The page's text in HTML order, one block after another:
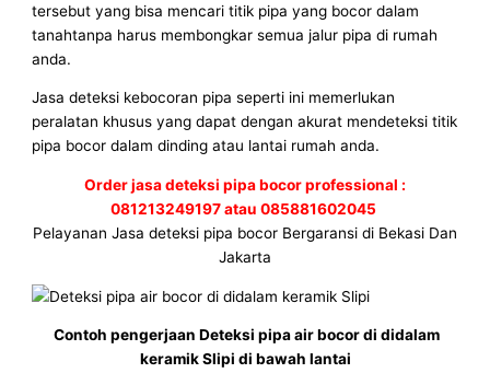
tersebut yang bisa mencari titik pipa yang bocor dalam
tanahtanpa harus membongkar semua jalur pipa di rumah
anda.
Jasa deteksi kebocoran pipa seperti ini memerlukan
peralatan khusus yang dapat dengan akurat mendeteksi titik
pipa bocor dalam dinding atau lantai rumah anda.
Order jasa deteksi pipa bocor professional :
081213249197 atau 085881602045
Pelayanan Jasa deteksi pipa bocor Bergaransi di Bekasi Dan
Jakarta
Contoh pengerjaan Deteksi pipa air bocor di didalam
keramik Slipi di bawah lantai